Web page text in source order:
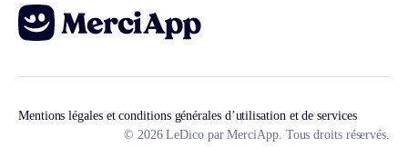
Mentions légales et conditions générales d’utilisation et de services
© 2026 LeDico par MerciApp. Tous droits réservés.